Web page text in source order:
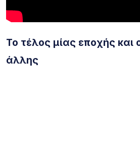
Το τέλος μίας εποχής και
άλλης